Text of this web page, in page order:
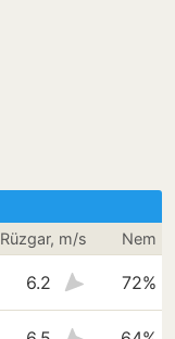
Rüzgar, m/s Nem
6.2 72%